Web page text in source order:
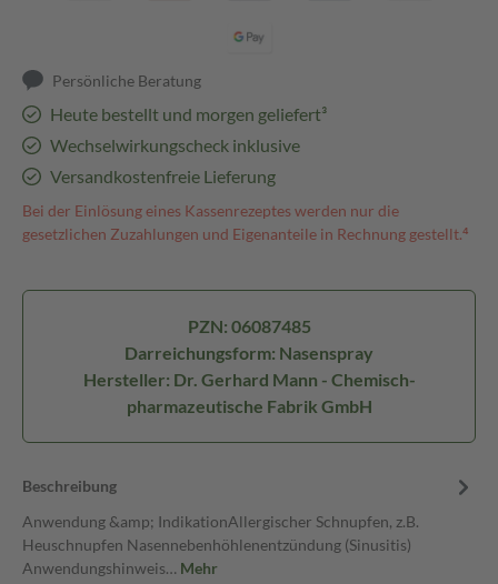
Persönliche Beratung
Heute bestellt und morgen geliefert³
Wechselwirkungscheck inklusive
Versandkostenfreie Lieferung
Bei der Einlösung eines Kassenrezeptes werden nur die
gesetzlichen Zuzahlungen und Eigenanteile in Rechnung gestellt.⁴
PZN: 06087485
Darreichungsform: Nasenspray
Hersteller: Dr. Gerhard Mann - Chemisch-
pharmazeutische Fabrik GmbH
Beschreibung
Anwendung &amp; IndikationAllergischer Schnupfen, z.B.
Heuschnupfen Nasennebenhöhlenentzündung (Sinusitis)
Anwendungshinweis… Mehr